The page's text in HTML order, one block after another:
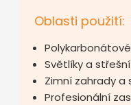
Oblasti použití:
Světlíky a
Zimní zahrady a
Profesionální